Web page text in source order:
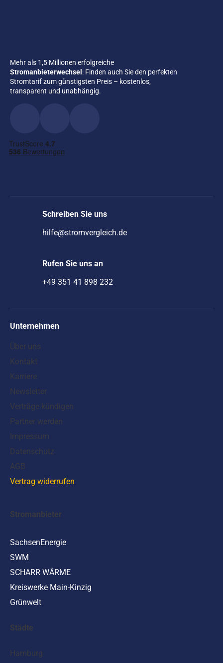
Mehr als 1,5 Millionen erfolgreiche
Stromanbieterwechsel : Finden auch Sie den perfekten
Stromtarif zum günstigsten Preis – kostenlos,
transparent und unabhängig.
Schreiben Sie uns
hilfe@stromvergleich.de
Rufen Sie uns an
+49 351 41 898 232
Unternehmen
Über uns
Kontakt
Karriere
Newsletter
Verträge kündigen
Partner werden
Impressum
Datenschutz
AGB
Vertrag widerrufen
Stromanbieter
SachsenEnergie
SWM
SCHARR WÄRME
Kreiswerke Main-Kinzig
Grünwelt
Städte
Hamburg